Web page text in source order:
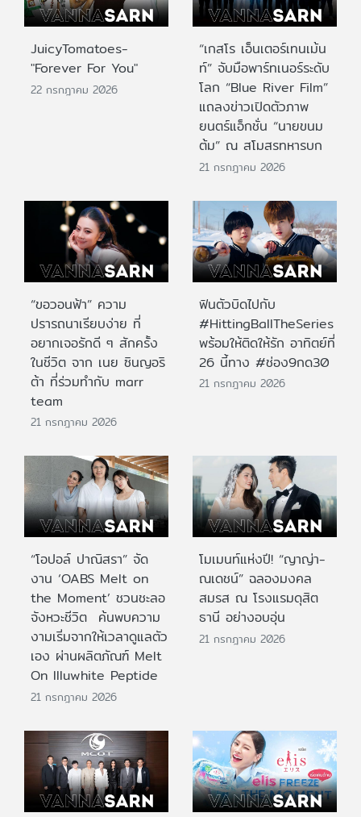
JuicyTomatoes-
"Forever For You"
22 กรกฎาคม 2026
“เกสโร เอ็นเตอร์เทนเม้น
ท์” จับมือพาร์ทเนอร์ระดับ
โลก “Blue River Film”
แถลงข่าวเปิดตัวภาพ
ยนตร์แอ็กชั่น “นายขนม
ต้ม” ณ สโมสรทหารบก
21 กรกฎาคม 2026
“ขอวอนฟ้า” ความ
ปรารถนาเรียบง่าย ที่
อยากเจอรักดี ๆ สักครั้ง
ในชีวิต จาก เนย ซินญอริ
ต้า ที่ร่วมทำกับ marr
team
21 กรกฎาคม 2026
ฟินตัวบิดไปกับ
#HittingBallTheSeries
พร้อมให้ติดให้รัก อาทิตย์ที่
26 นี้ทาง #ช่อง9กด30
21 กรกฎาคม 2026
“โอปอล์ ปาณิสรา” จัด
งาน ‘OABS Melt on
the Moment’ ชวนชะลอ
จังหวะชีวิต ค้นพบความ
งามเริ่มจากให้เวลาดูแลตัว
เอง ผ่านผลิตภัณฑ์ Melt
On Illuwhite Peptide
21 กรกฎาคม 2026
โมเมนท์แห่งปี! “ญาญ่า-
ณเดชน์” ฉลองมงคล
สมรส ณ โรงแรมดุสิต
ธานี อย่างอบอุ่น
21 กรกฎาคม 2026